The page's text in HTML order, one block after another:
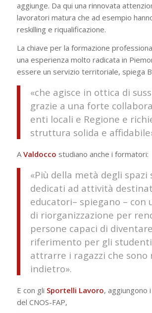
aggiunge. Da qui una rinnovata
lavoratori matura che ad esempio
reskilling e riqualificazione.
La chiave per la formazione
una esperienza molto radicata in
essere un servizio territoriale, spiega
«che agisce in ottica di
grazie a una forte
enti locali e Regione e
struttura solida e
AValdocco studiano anche i formatori:
«Più della metà degli spazi
dedicati ad attività
educatori– spiegano – con
di riorganizzazione per
persone capaci di
riferimento per gli
attrarre i ragazzi che sono
indietro».
E con gli Sportelli Lavoro, aggiungono
del CNOS-FAP,